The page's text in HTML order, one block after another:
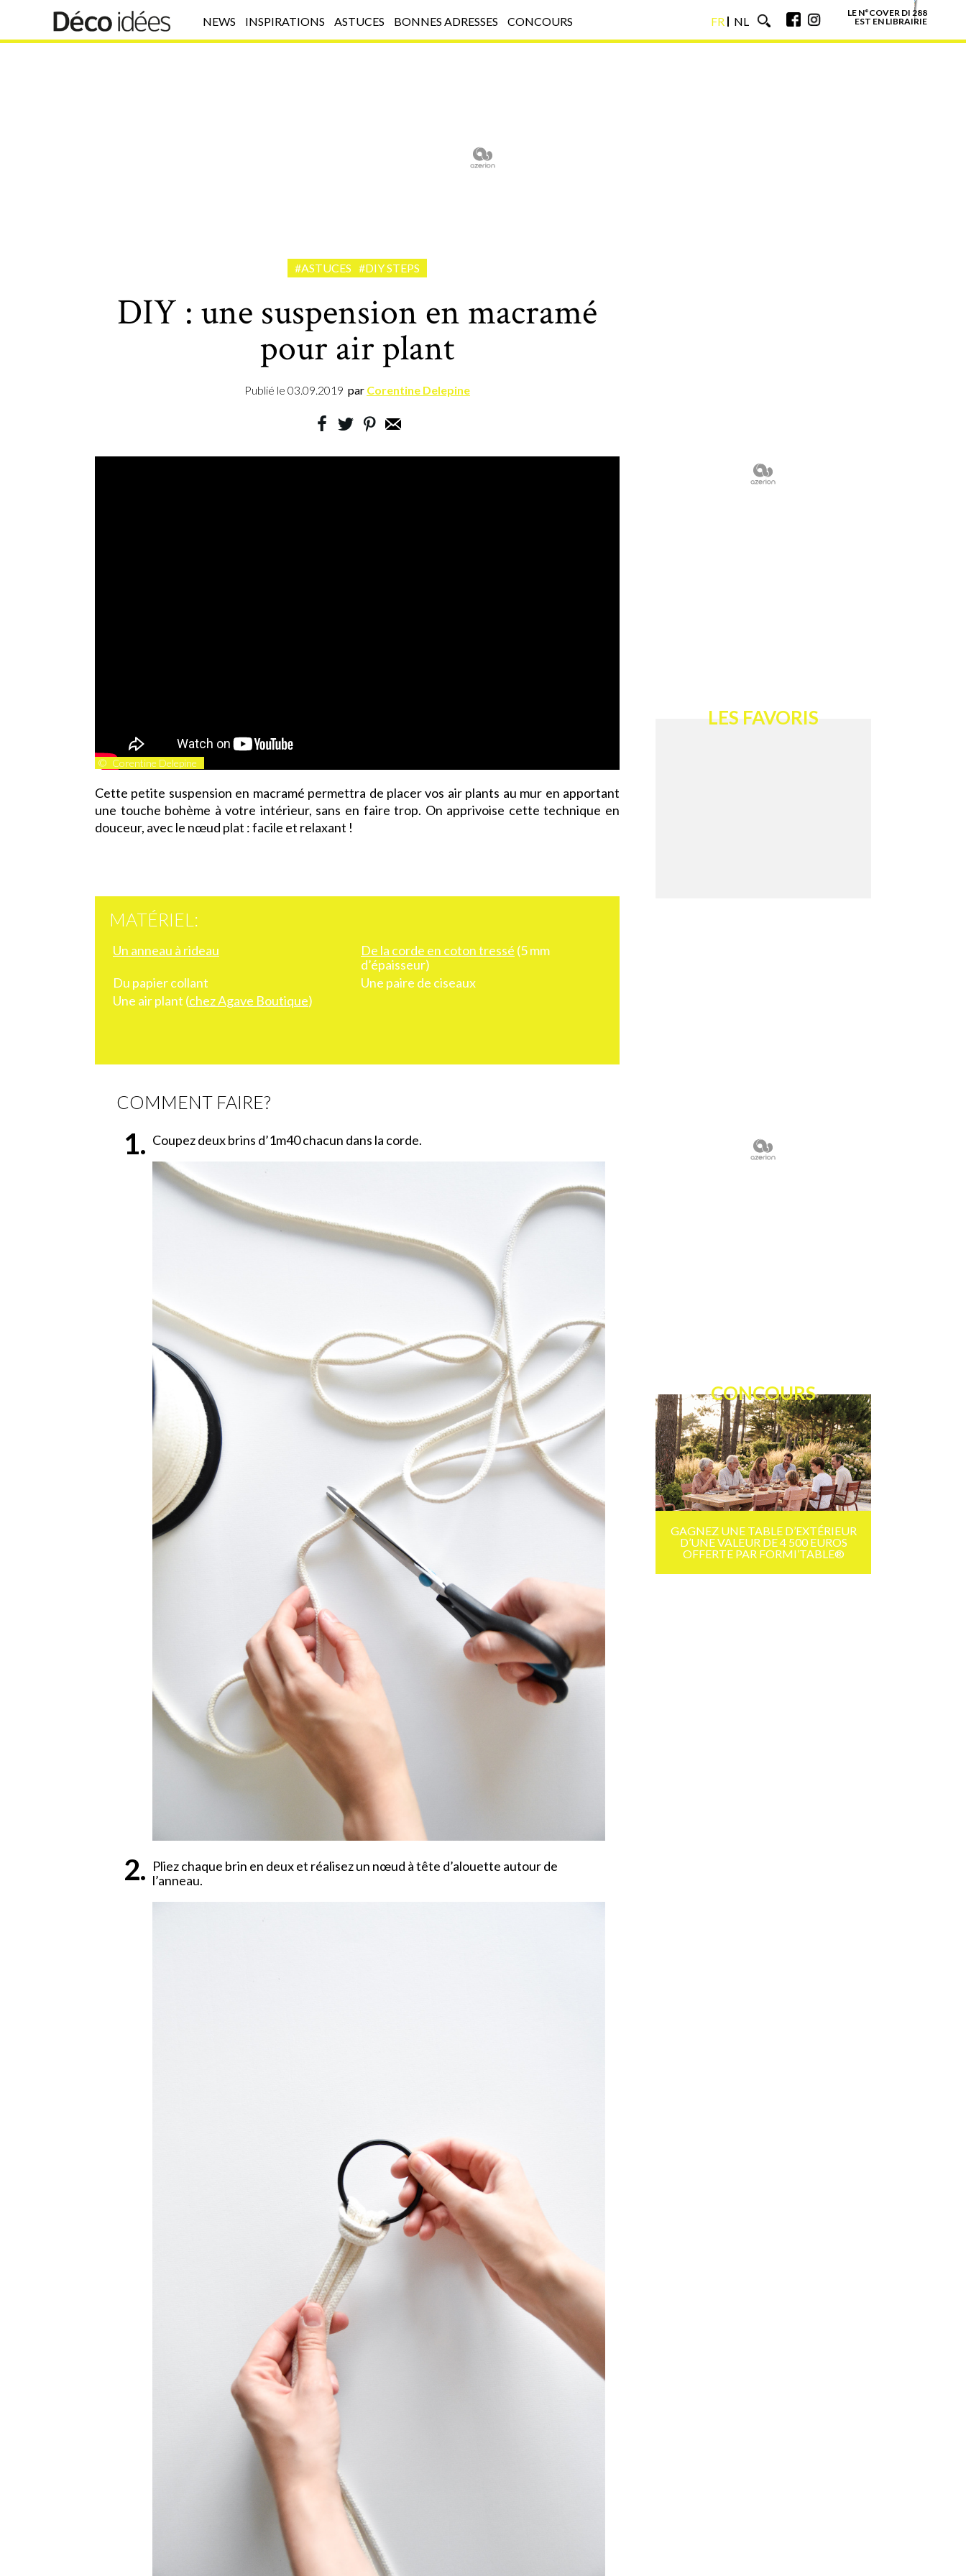
NEWS INSPIRATIONS ASTUCES BONNES ADRESSES CONCOURS
FR
NL
LE N°COVER DI 288
EST EN LIBRAIRIE
#ASTUCES #DIY STEPS
DIY : une suspension en macramé
pour air plant
Publié le 03.09.2019 par Corentine Delepine
© Corentine Delepine
Cette petite suspension en macramé permettra de placer vos air plants au mur en apportant
une touche bohème à votre intérieur, sans en faire trop. On apprivoise cette technique en
douceur, avec le nœud plat : facile et relaxant !
MATÉRIEL:
Un anneau à rideau De la corde en coton tressé (5 mm
d’épaisseur)
Du papier collant
Une paire de ciseaux
Une air plant (chez Agave Boutique)
COMMENT FAIRE?
Coupez deux brins d’1m40 chacun dans la corde.
Pliez chaque brin en deux et réalisez un nœud à tête d’alouette autour de
l’anneau.
LES FAVORIS
CONCOURS
GAGNEZ UNE TABLE D’EXTÉRIEUR
D’UNE VALEUR DE 4 500 EUROS
OFFERTE PAR FORMI’TABLE®